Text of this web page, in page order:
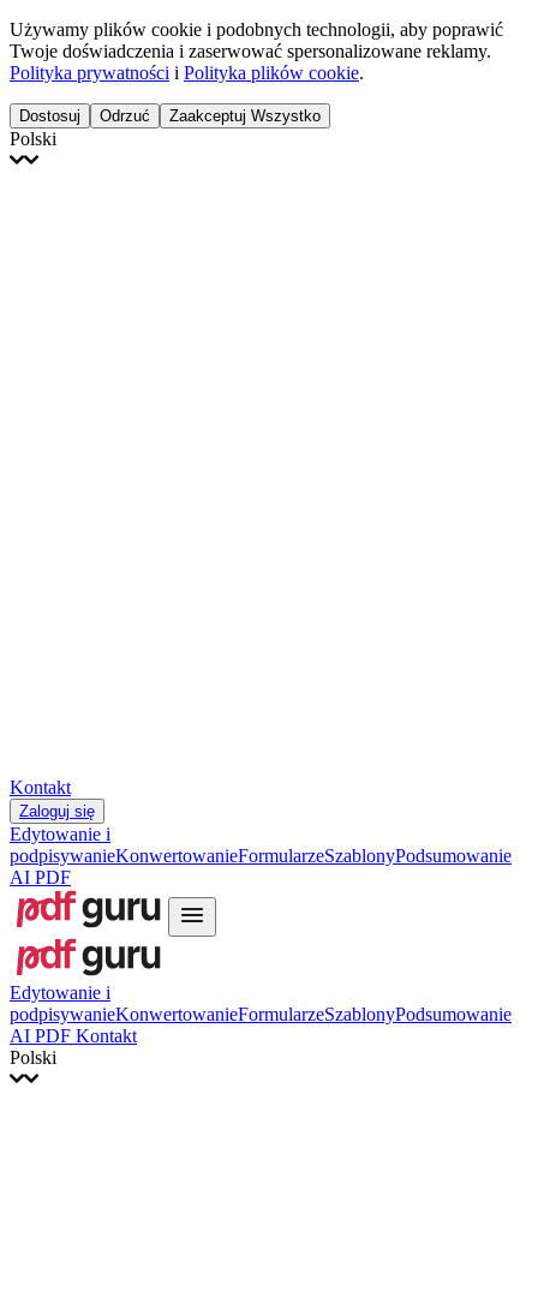
Używamy plików cookie i podobnych technologii, aby poprawić
Twoje doświadczenia i zaserwować spersonalizowane reklamy.
Polityka prywatności i Polityka plików cookie.
Dostosuj Odrzuć Zaakceptuj Wszystko
Polski
Kontakt
Zaloguj się
Edytowanie i
podpisywanieKonwertowanieFormularzeSzablonyPodsumowanie
AI PDF
Edytowanie i
podpisywanieKonwertowanieFormularzeSzablonyPodsumowanie
AI PDF Kontakt
Polski